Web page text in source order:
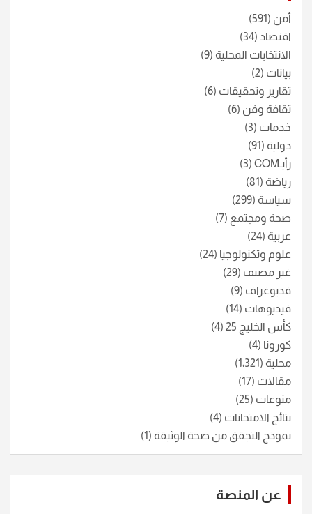
أمن (591)
اقتصاد (34)
الانتخابات المحلية (9)
بيانات (2)
تقارير وتحقيقات (6)
ثقافة وفن (6)
خدمات (3)
دولية (91)
رأيـCOM
(3)
رياضة (81)
سياسة (299)
صحة ومجتمع (7)
عربية (24)
علوم وتكنولوجيا (24)
غير مصنف (29)
فديوغراف (9)
فيديوهات (14)
كأس الخليج 25
(4)
كورونا (4)
محلية (1٬321)
مقالات (17)
منوعات (25)
نتائج الامتحانات (4)
نموذج التجقق من صحة الوثيقة (1)
عن المنصة